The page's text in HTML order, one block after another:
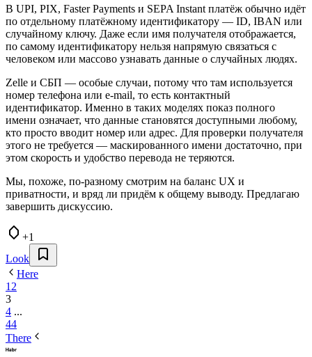
В UPI, PIX, Faster Payments и SEPA Instant платёж обычно идёт
по отдельному платёжному идентификатору — ID, IBAN или
случайному ключу. Даже если имя получателя отображается,
по самому идентификатору нельзя напрямую связаться с
человеком или массово узнавать данные о случайных людях.
Zelle и СБП — особые случаи, потому что там используется
номер телефона или e-mail, то есть контактный
идентификатор. Именно в таких моделях показ полного
имени означает, что данные становятся доступными любому,
кто просто вводит номер или адрес. Для проверки получателя
этого не требуется — маскированного имени достаточно, при
этом скорость и удобство перевода не теряются.
Мы, похоже, по-разному смотрим на баланс UX и
приватности, и вряд ли придём к общему выводу. Предлагаю
завершить дискуссию.
+1
Look
Here
1 2
3
4 ...
44
There